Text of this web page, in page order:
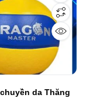
da Thăng